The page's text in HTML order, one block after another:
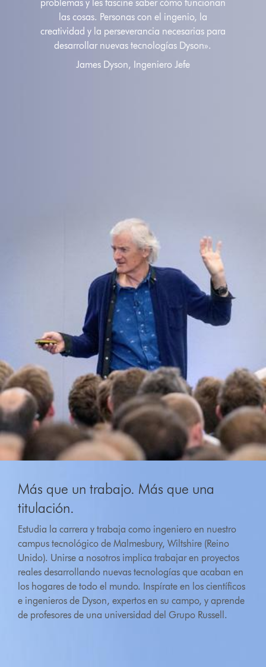
problemas y les fascine saber cómo funcionan
las cosas. Personas con el ingenio, la
creatividad y la perseverancia necesarias para
desarrollar nuevas tecnologías Dyson».
James Dyson, Ingeniero Jefe
Más que un trabajo. Más que una
titulación.
Estudia la carrera y trabaja como ingeniero en nuestro
campus tecnológico de Malmesbury, Wiltshire (Reino
Unido). Unirse a nosotros implica trabajar en proyectos
reales desarrollando nuevas tecnologías que acaban en
los hogares de todo el mundo. Inspírate en los científicos
e ingenieros de Dyson, expertos en su campo, y aprende
de profesores de una universidad del Grupo Russell.